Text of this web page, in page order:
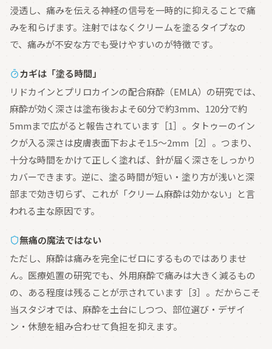
浸透し、痛みを伝える神経の信号を一時的に抑えることで痛
みを和らげます。注射ではなくクリームを塗るタイプなの
で、痛みが不安な方でも受けやすいのが特徴です。
カギは「塗る時間」
リドカインとプリロカインの配合麻酔（EMLA）の研究では、
麻酔が効く深さは塗布後およそ60分で約3mm、120分で約
5mmまで広がると報告されています［1］。タトゥーのイン
クが入る深さは皮膚表面下およそ1.5〜2mm［2］。つまり、
十分な時間をかけて正しく塗れば、針が届く深さをしっかり
カバーできます。逆に、塗る時間が短い・塗り方が浅いと深
部まで効き切らず、これが「クリーム麻酔は効かない」と言
われる主な原因です。
無痛の魔法ではない
ただし、麻酔は痛みを完全にゼロにするものではありませ
ん。医療処置の研究でも、外用麻酔で痛みは大きく減るもの
の、ある程度は残ることが示されています［3］。だからこそ
当スタジオでは、麻酔を土台にしつつ、部位選び・デザイ
ン・休憩を組み合わせて負担を抑えます。